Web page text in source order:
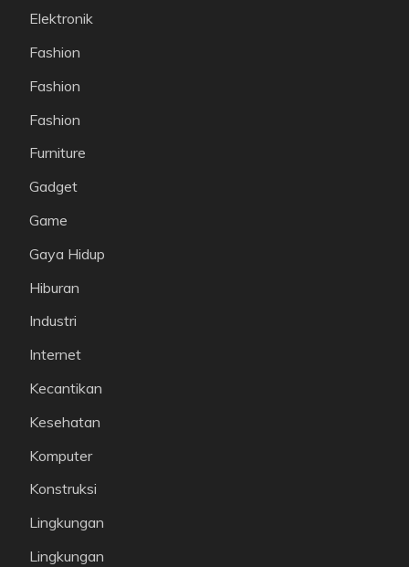
Elektronik
Fashion
Fashion
Fashion
Furniture
Gadget
Game
Gaya Hidup
Hiburan
Industri
Internet
Kecantikan
Kesehatan
Komputer
Konstruksi
Lingkungan
Lingkungan